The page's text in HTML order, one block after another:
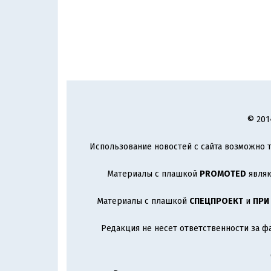
©
Использование новостей с сайта
Материалы с плашкой PROMOTED
Материалы с плашкой СПЕЦПРОЕКТи
Редакция не несет ответственности за